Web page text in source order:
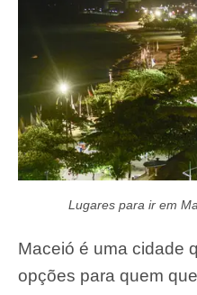
Lugares para ir em
Maceió é uma cidade
opções para quem